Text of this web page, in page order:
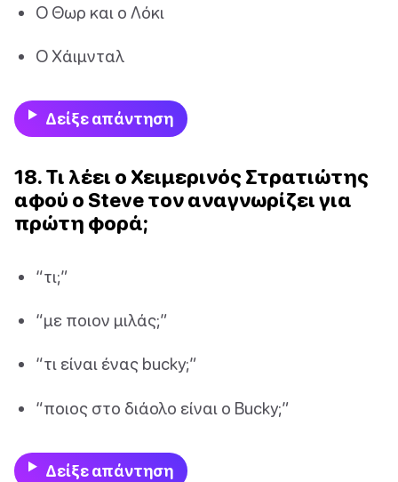
Ο Θωρ και ο Λόκι
Ο Χάιμνταλ
Δείξε απάντηση
18. Τι λέει ο Χειμερινός Στρατιώτης
αφού ο Steve τον αναγνωρίζει για
πρώτη φορά;
“τι;”
“με ποιον μιλάς;”
“τι είναι ένας bucky;”
“ποιος στο διάολο είναι ο Bucky;”
Δείξε απάντηση